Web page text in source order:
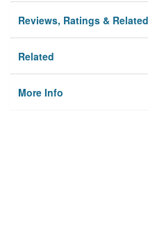
Reviews, Ratings &
Related
More Info